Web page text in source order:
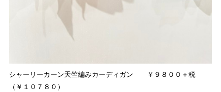
シャーリーカーン天竺編みカーディガン ￥９８００＋税
（￥１０７８０）